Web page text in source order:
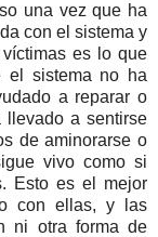
una vez que ha
con el sistema y
es lo que
el sistema no ha
a reparar o
a sentirse
de aminorarse o
vivo como si
Esto es el mejor
con ellas, y las
ni otra forma de